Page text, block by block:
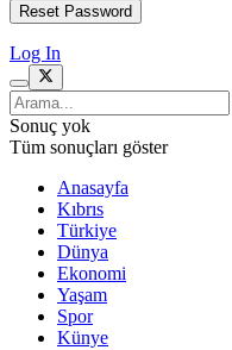
Log In
Sonuç yok
Tüm sonuçları göster
Anasayfa
Kıbrıs
Türkiye
Dünya
Ekonomi
Yaşam
Spor
Künye